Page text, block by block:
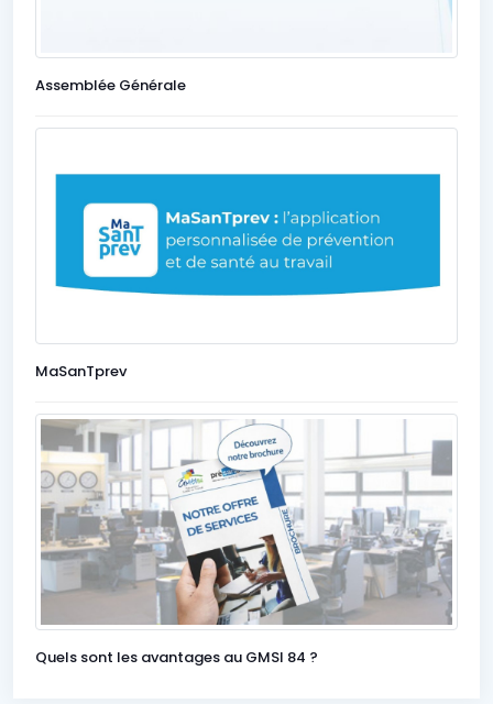
Assemblée Générale
MaSanTprev
Quels sont les avantages au GMSI 84 ?